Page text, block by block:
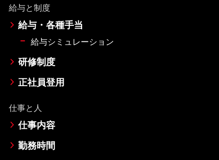
給与と制度
給与・各種手当
給与シミュレーション
研修制度
正社員登用
仕事と人
仕事内容
勤務時間